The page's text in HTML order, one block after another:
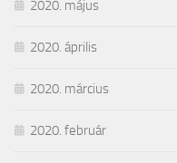
2020. május
2020. április
2020. március
2020. február